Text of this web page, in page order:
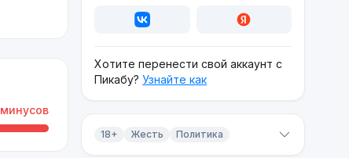
минусов
Хотите перенести свой аккаунт с
Пикабу? Узнайте как
18+ Жесть Политика